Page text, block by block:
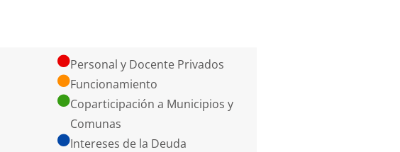
Personal y Docente Privados
Funcionamiento
Coparticipación a Municipios y
Comunas
Intereses de la Deuda